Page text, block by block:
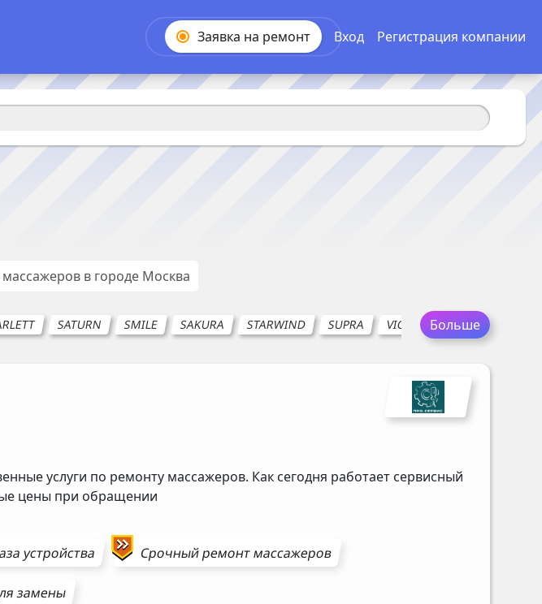
Заявка на ремонт Вход Регистрация компании
массажеров в городе Москва
SATURN SMILE SAKURA STARWIND SUPRA VICONTE VITEK
Больше
услуги по ремонту массажеров. Как сегодня работает сервисный
цены при обращении
устройства Срочный ремонтмассажеров
замены